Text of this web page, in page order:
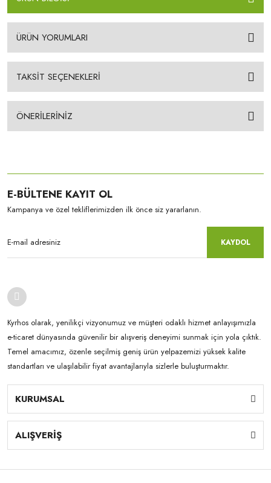
ÜRÜN YORUMLARI
TAKSİT SEÇENEKLERİ
ÖNERİLERİNİZ
E-BÜLTENE KAYIT OL
Kampanya ve özel tekliflerimizden ilk önce siz yararlanın.
KAYDOL
Kyrhos olarak, yenilikçi vizyonumuz ve müşteri odaklı hizmet anlayışımızla
e-ticaret dünyasında güvenilir bir alışveriş deneyimi sunmak için yola çıktık.
Temel amacımız, özenle seçilmiş geniş ürün yelpazemizi yüksek kalite
standartları ve ulaşılabilir fiyat avantajlarıyla sizlerle buluşturmaktır.
KURUMSAL
ALIŞVERİŞ